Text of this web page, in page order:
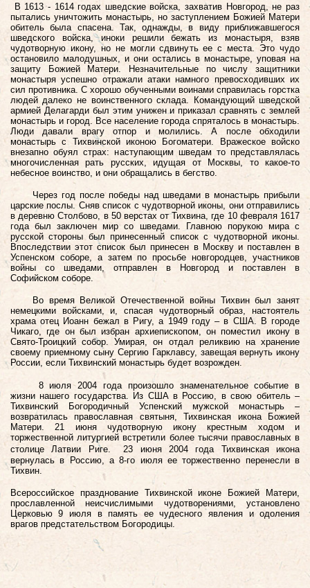
В 1613 - 1614 годах шведские войска, захватив Новгород, не раз
пытались уничтожить монастырь, но заступлением Божией Матери
обитель была спасена. Так, однажды, в виду приближавшегося
шведского войска, иноки решили бежать из монастыря, взяв
чудотворную икону, но не могли сдвинуть ее с места. Это чудо
остановило малодушных, и они остались в монастыре, уповая на
защиту Божией Матери. Незначительные по числу защитники
монастыря успешно отражали атаки намного превосходивших их
сил противника. С хорошо обученными воинами справилась горстка
людей далеко не воинственного склада. Командующий шведской
армией Делагарди был этим унижен и приказал сравнять с землей
монастырь и город. Все население города спряталось в монастырь.
Люди давали врагу отпор и молились. А после обходили
монастырь с Тихвинской иконою Богоматери. Вражеское войско
внезапно обуял страх: наступающим шведам то представлялась
многочисленная рать русских, идущая от Москвы, то какое-то
небесное воинство, и они обращались в бегство.
Через год после победы над шведами в монастырь прибыли
царские послы. Сняв список с чудотворной иконы, они отправились
в деревню Столбово, в 50 верстах от Тихвина, где 10 февраля 1617
года был заключен мир со шведами. Главною порукою мира с
русской стороны был принесенный список с чудотворной иконы.
Впоследствии этот список был принесен в Москву и поставлен в
Успенском соборе, а затем по просьбе новгородцев, участников
войны со шведами, отправлен в Новгород и поставлен в
Софийском соборе.
Во время Великой Отечественной войны Тихвин был занят
немецкими войсками, и, спасая чудотворный образ, настоятель
храма отец Иоанн бежал в Ригу, а 1949 году – в США. В городе
Чикаго, где он был избран архиепископом, он поместил икону в
Свято-Троицкий собор. Умирая, он отдал реликвию на хранение
своему приемному сыну Сергию Гарклавсу, завещая вернуть икону
России, если Тихвинский монастырь будет возрожден.
8 июля 2004 года произошло знаменательное событие в
жизни нашего государства. Из США в Россию, в свою обитель –
Тихвинский Богородичный Успенский мужской монастырь –
возвратилась православная святыня, Тихвинская икона Божией
Матери.21 июня чудотворную икону крестным ходом и
торжественной литургией встретили более тысячи православных в
столице Латвии Риге. 23 июня 2004 года Тихвинская икона
вернулась в Россию, а 8-го июля ее торжественно перенесли в
Тихвин.
Всероссийское празднование Тихвинской иконе Божией Матери,
прославленной неисчислимыми чудотворениями, установлено
Церковью 9 июля в память ее чудесного явления и одоления
врагов предстательством Богородицы.